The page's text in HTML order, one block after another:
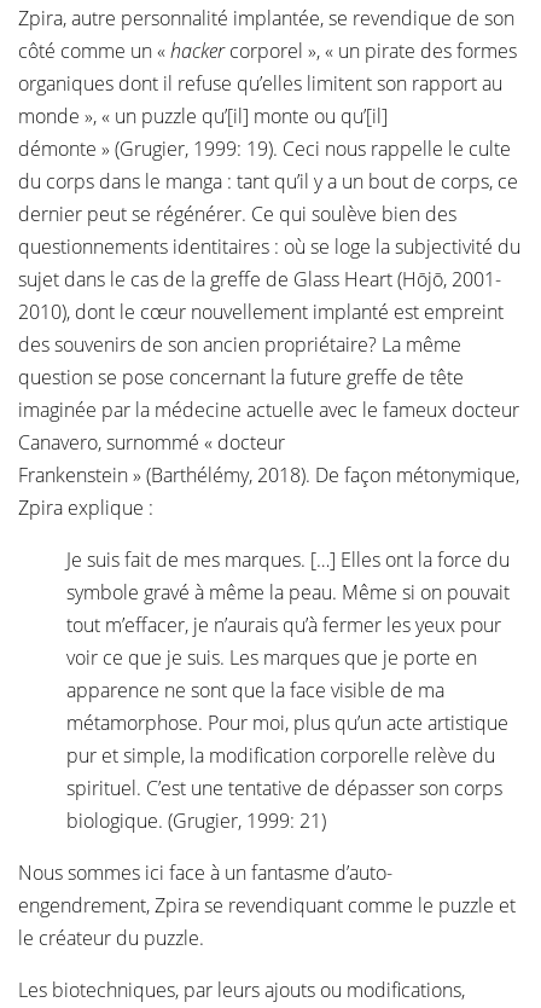
Zpira, autre personnalité implantée, se revendique de son
côté comme un «hackercorporel », « un pirate des formes
organiques dont il refuse qu’elles limitent son rapport au
monde », « un puzzle qu’[il] monte ou qu’[il]
démonte » (Grugier, 1999: 19). Ceci nous rappelle le culte
du corps dans le manga : tant qu’il y a un bout de corps, ce
dernier peut se régénérer. Ce qui soulève bien des
questionnements identitaires : où se loge la subjectivité du
sujet dans le cas de la greffe de Glass Heart (Hōjō, 2001-
2010), dont le cœur nouvellement implanté est empreint
des souvenirs de son ancien propriétaire? La même
question se pose concernant la future greffe de tête
imaginée par la médecine actuelle avec le fameux docteur
Canavero, surnommé « docteur
Frankenstein » (Barthélémy, 2018). De façon métonymique,
Zpira explique :
Je suis fait de mes marques. […] Elles ont la force du
symbole gravé à même la peau. Même si on pouvait
tout m’effacer, je n’aurais qu’à fermer les yeux pour
voir ce que je suis. Les marques que je porte en
apparence ne sont que la face visible de ma
métamorphose. Pour moi, plus qu’un acte artistique
pur et simple, la modification corporelle relève du
spirituel. C’est une tentative de dépasser son corps
biologique. (Grugier, 1999: 21)
Nous sommes ici face à un fantasme d’auto-
engendrement, Zpira se revendiquant comme le puzzle et
le créateur du puzzle.
Les biotechniques, par leurs ajouts ou modifications,